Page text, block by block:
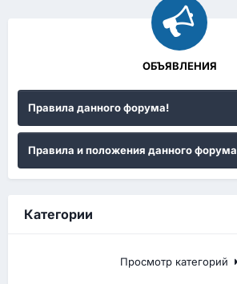
ОБЪЯВЛЕНИЯ
Правила данного форума!
Правила и положения данного форума
Категории
Просмотр категорий